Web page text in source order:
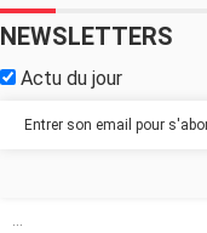
NEWSLETTERS
Actu du jour
...